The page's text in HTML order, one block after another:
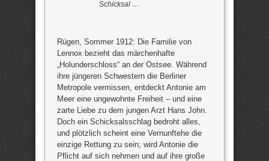
Schicksal …
Rügen, Sommer 1912: Die Familie von
Lennox bezieht das märchenhafte
„Holunderschloss“ an der Ostsee. Während
ihre jüngeren Schwestern die Berliner
Metropole vermissen, entdeckt Antonie am
Meer eine ungewohnte Freiheit – und eine
zarte Liebe zu dem jungen Arzt Hans John.
Doch ein Schicksalsschlag bedroht alles,
und plötzlich scheint eine Vernunftehe die
einzige Rettung zu sein; wird Antonie die
Pflicht auf sich nehmen und auf ihre große